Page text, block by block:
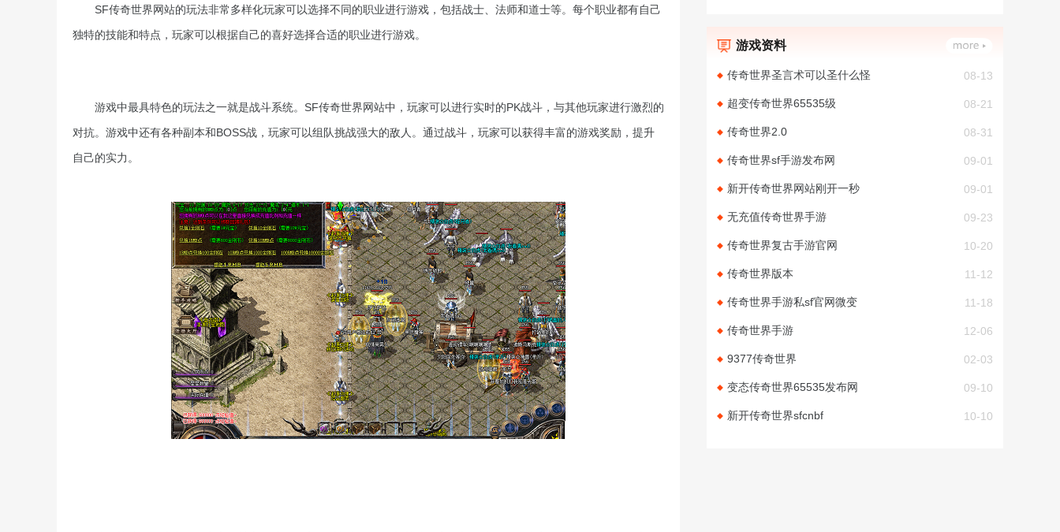
SF传奇世界网站的玩法非常多样化玩家可以选择不同的职业进行游戏，包括战士、法师和道士等。每个职业都有自己
独特的技能和特点，玩家可以根据自己的喜好选择合适的职业进行游戏。
游戏中最具特色的玩法之一就是战斗系统。SF传奇世界网站中，玩家可以进行实时的PK战斗，与其他玩家进行激烈的
对抗。游戏中还有各种副本和BOSS战，玩家可以组队挑战强大的敌人。通过战斗，玩家可以获得丰富的游戏奖励，提升
自己的实力。
游戏资料
传奇世界圣言术可以圣什么怪 08-13
超变传奇世界65535级 08-21
传奇世界2.0 08-31
传奇世界sf手游发布网 09-01
新开传奇世界网站刚开一秒 09-01
无充值传奇世界手游 09-23
传奇世界复古手游官网 10-20
传奇世界版本 11-12
传奇世界手游私sf官网微变 11-18
传奇世界手游 12-06
9377传奇世界 02-03
变态传奇世界65535发布网 09-10
新开传奇世界sfcnbf 10-10